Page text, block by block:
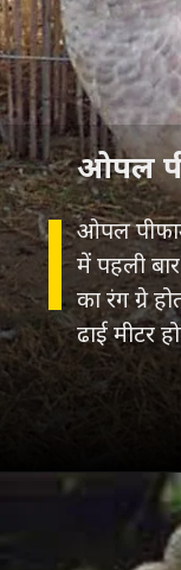
ओपल
में पहली
का रंग ग्रे
ढाई मीटर
ओपल